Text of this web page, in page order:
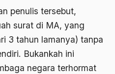
penulis tersebut,
surat di MA, yang
3 tahun lamanya) tanpa
Bukankah ini
negara terhormat